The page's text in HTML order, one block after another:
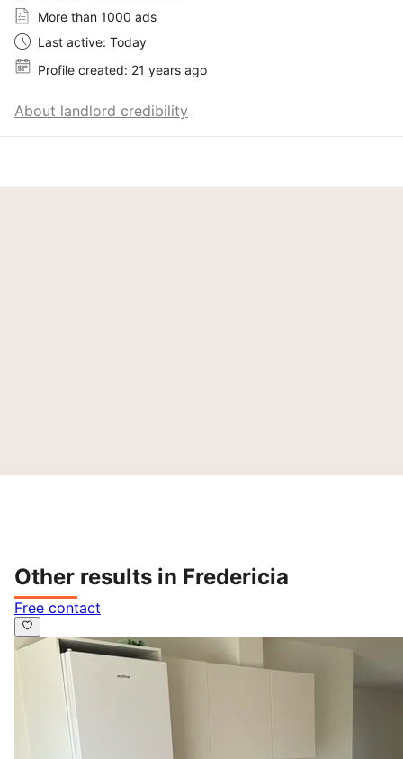
More than 1000 ads
Last active: Today
Profile created: 21 years ago
About landlord credibility
Other results in Fredericia
Free contact